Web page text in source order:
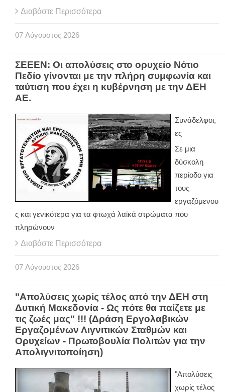
Διαβάστε Περισσότερα
07 Αύγουστος 2026
ΣΕΕΕΝ: Οι απολύσεις στο ορυχείο Νότιο
Πεδίο γίνονται με την πλήρη συμφωνία και
ταύτιση που έχει η κυβέρνηση με την ΔΕΗ
ΑΕ.
Συνάδελφοι,
ες
Σε μια
δύσκολη
περίοδο για
τους
εργαζόμενου
ς και γενικότερα για τα φτωχά λαϊκά στρώματα που
πληρώνουν
Διαβάστε Περισσότερα
07 Αύγουστος 2026
"Απολύσεις χωρίς τέλος από την ΔΕΗ στη
Δυτική Μακεδονία - Ως πότε θα παίζετε με
τις ζωές μας" !!! (Δράση Εργολαβικών
Εργαζομένων Λιγνιτικών Σταθμών και
Ορυχείων - Πρωτοβουλία Πολιτών για την
Απολιγνιτοποίηση)
"Απολύσεις
χωρίς τέλος